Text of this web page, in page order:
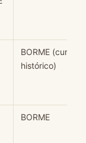
BORME (current
histórico)
BORME